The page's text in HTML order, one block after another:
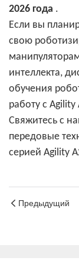
2026 года .
Если вы
свою
интеллекта,
обучения
работу с
Свяжитесь с
передовые
серией Agility
Предыдущий